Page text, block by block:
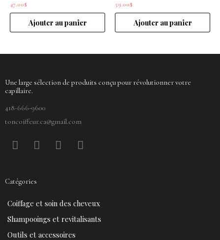
47.00$
Ajouter au panier
59.00$
Ajouter au panier
Une large sélection de produits conçu pour révolutionner votre
capillaire.
418-666-9600
toncoiffeur.ca@gmail.com
F
a
b
o
o
k
P
i
e
e
s
t
Y
o
b
e
I
n
r
a
Catégories
Coiffage et soin des cheveux
Shampooings et revitalisants
Outils et accessoires